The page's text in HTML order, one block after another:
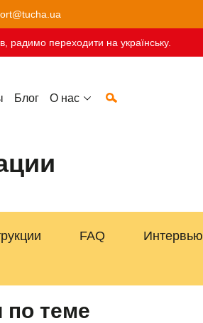
радимо переходити на українську.
Блог О нас
FAQ
Интервью
по теме